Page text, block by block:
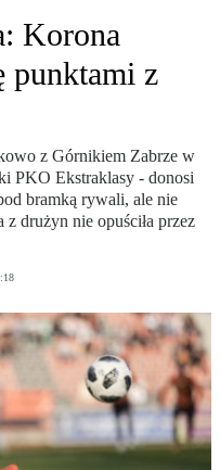
Korona
punktami z
z Górnikiem Zabrze w
PKO Ekstraklasy - donosi
bramką rywali, ale nie
drużyn nie opuściła przez